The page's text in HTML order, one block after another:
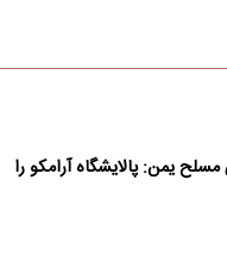
یمن: پالایشگاه آرامکو را